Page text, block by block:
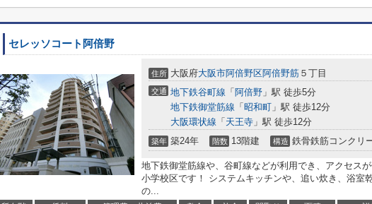
セレッソコート阿倍野
住所 大阪府大阪市阿倍野区阿倍野筋 ５丁目
交通 地下鉄谷町線 「 阿倍野 」駅 徒歩5分
地下鉄御堂筋線 「 昭和町 」駅 徒歩12分
大阪環状線 「 天王寺 」駅 徒歩12分
築年 築24年 階数 13階建 構造 鉄骨鉄筋コンクリ
地下鉄御堂筋線や、谷町線などが利用でき、アクセス
小学校区です！ システムキッチンや、追い炊き、浴室
の...